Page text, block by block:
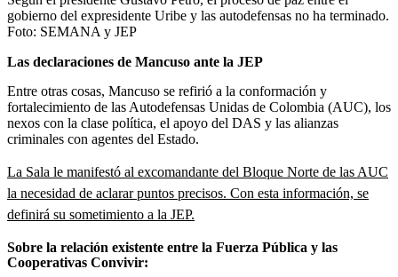
gobierno del expresidente Uribe y las autodefensas no ha terminado.
Foto: SEMANA y JEP
Las declaraciones de Mancuso ante la JEP
Entre otras cosas, Mancuso se refirió a la conformación y
fortalecimiento de las Autodefensas Unidas de Colombia (AUC), los
nexos con la clase política, el apoyo del DAS y las alianzas
criminales con agentes del Estado.
La Sala le manifestó al excomandante del Bloque Norte de las AUC
la necesidad de aclarar puntos precisos. Con esta información, se
definirá su sometimiento a la JEP.
Sobre la relación existente entre la Fuerza Pública y las
Cooperativas Convivir: